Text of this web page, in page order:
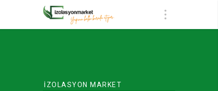
İZOLASYON MARKET